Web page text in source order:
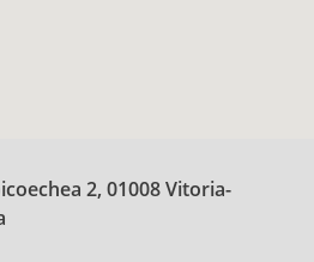
2, 01008 Vitoria-